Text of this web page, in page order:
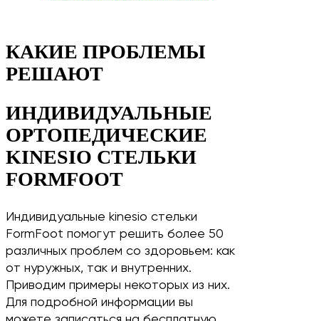
КАКИЕ ПРОБЛЕМЫ
РЕШАЮТ
ИНДИВИДУАЛЬНЫЕ
ОРТОПЕДИЧЕСКИЕ
KINESIO СТЕЛЬКИ
FORMFOOT
Индивидуальные kinesio стельки
FormFoot помогут решить более 50
различных проблем со здоровьем: как
от нуружных, так и внутренних.
Приводим примеры некоторых из них.
Для подробной информации вы